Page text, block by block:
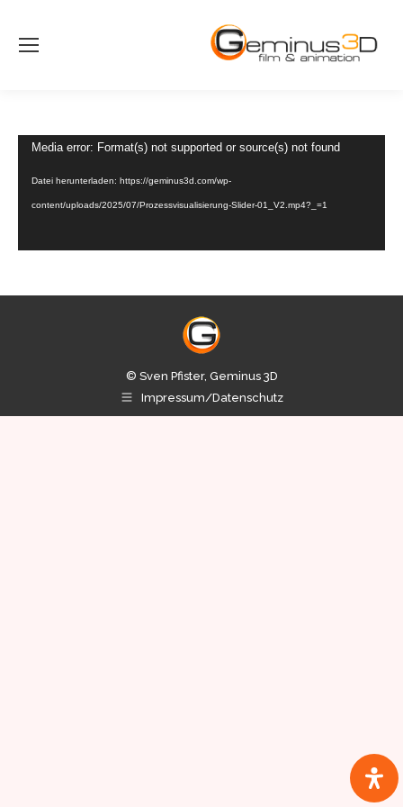
Video-
Media error: Format(s) not supported or source(s) not found
Datei herunterladen: https://geminus3d.com/wp-
content/uploads/2025/07/Prozessvisualisierung-Slider-01_V2.mp4?_=1
© Sven Pfister, Geminus 3D
Impressum/Datenschutz